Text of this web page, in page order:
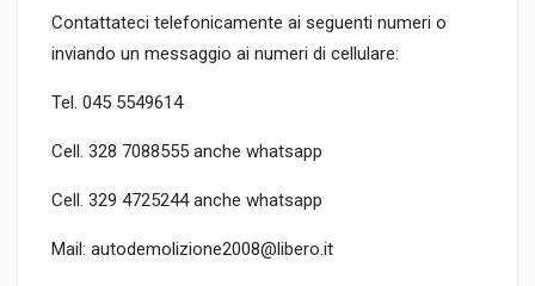
Contattateci telefonicamente ai seguenti numeri o
inviando un messaggio ai numeri di cellulare:
Tel. 045 5549614
Cell. 328 7088555 anche whatsapp
Cell. 329 4725244 anche whatsapp
Mail: autodemolizione2008@libero.it